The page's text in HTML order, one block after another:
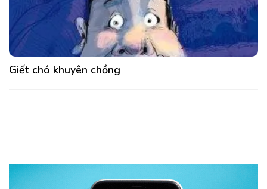
Giết chó khuyên chồng